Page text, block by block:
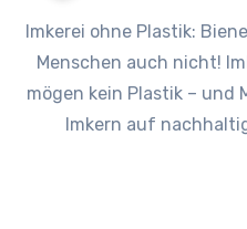
Menschen auch nicht!
mögen kein Plastik – und
Imkern auf